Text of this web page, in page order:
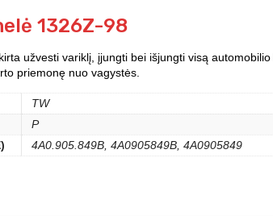
1326Z-98
užvesti variklį, įjungti bei išjungti visą
priemonę nuo vagystės.
TW
P
4A0.905.849B, 4A0905849B, 4A0905849